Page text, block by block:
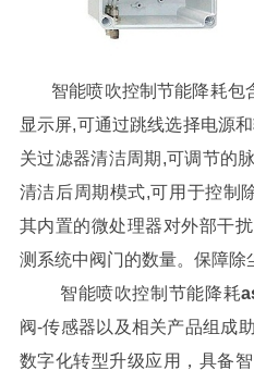
智能喷吹控制节能降耗包
显示屏,可通过跳线选择电源
关过滤器清洁周期,可调节的
清洁后周期模式,可用于控制
其内置的微处理器对外部干
测系统中阀门的数量。保障除
智能喷吹控制节能降耗
阀-传感器以及相关产品组成
数字化转型升级应用，具备